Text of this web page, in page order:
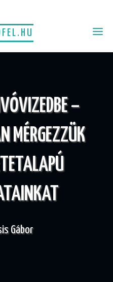
–
MÉRGEZZÜK
Gábor